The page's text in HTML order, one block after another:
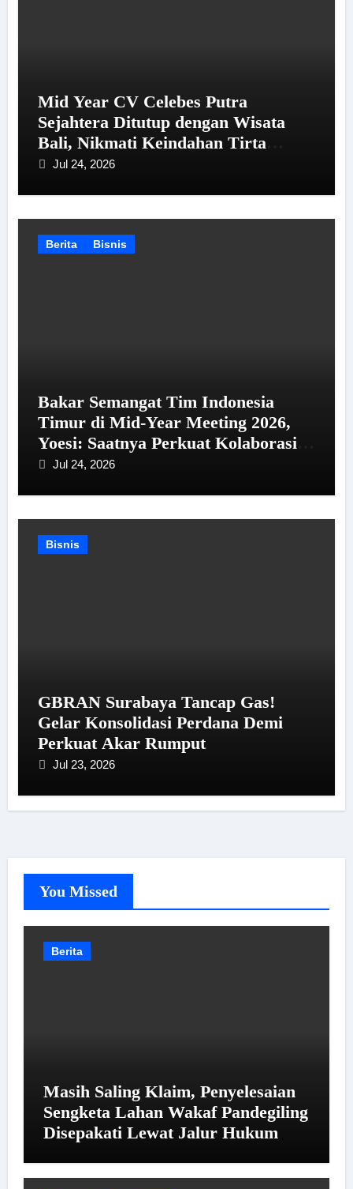
Mid Year CV Celebes Putra
Sejahtera Ditutup dengan Wisata
Bali, Nikmati Keindahan Tirta
Empul hingga Tanah Lot
Jul 24, 2026
Berita Bisnis
Bakar Semangat Tim Indonesia
Timur di Mid-Year Meeting 2026,
Yoesi: Saatnya Perkuat Kolaborasi
dan Tembus Target!
Jul 24, 2026
Bisnis
GBRAN Surabaya Tancap Gas!
Gelar Konsolidasi Perdana Demi
Perkuat Akar Rumput
Jul 23, 2026
You Missed
Berita
Masih Saling Klaim, Penyelesaian
Sengketa Lahan Wakaf Pandegiling
Disepakati Lewat Jalur Hukum